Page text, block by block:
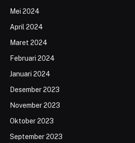
Mei 2024
April 2024
Maret 2024
Februari 2024
Januari 2024
Desember 2023
November 2023
Oktober 2023
September 2023